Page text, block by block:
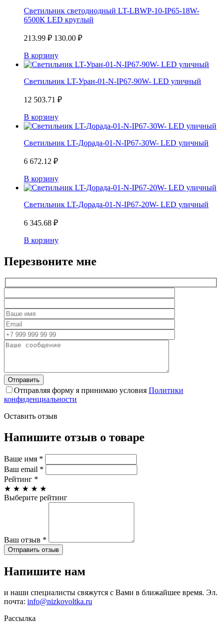
Светильник светодиодный LT-LBWP-10-IP65-18W-
6500К LED круглый
213.99 ₽ 130.00 ₽
В корзину
Светильник LT-Уран-01-N-IP67-90W- LED уличный
12 503.71 ₽
В корзину
Светильник LT-Дорада-01-N-IP67-30W- LED уличный
6 672.12 ₽
В корзину
Светильник LT-Дорада-01-N-IP67-20W- LED уличный
6 345.68 ₽
В корзину
Перезвоните мне
Отправляя форму я принимаю условия Политики
конфиденциальности
Оставить отзыв
Напишите отзыв о товаре
Ваше имя *
Ваш email *
Рейтинг *
★ ★ ★ ★ ★
Выберите рейтинг
Ваш отзыв *
Отправить отзыв
Напишите нам
и наши специалисты свяжутся с Вами в ближайшее время. Эл.
почта: info@nizkovoltka.ru
Рассылка